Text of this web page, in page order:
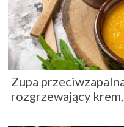
Zupa
rozgrzewający